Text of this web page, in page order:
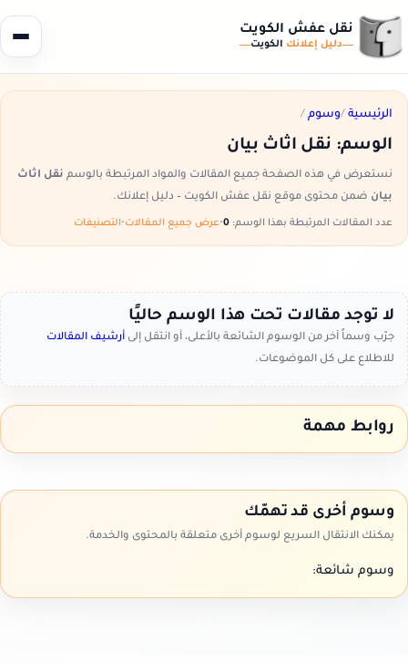
نقل عفش الكويت
دليل إعلانك الكويت
الرئيسية /وسوم /
الوسم: نقل اثاث بيان
نستعرض في هذه الصفحة جميع المقالات والمواد المرتبطة بالوسم نقل اثاث
بيان ضمن محتوى موقع نقل عفش الكويت – دليل إعلانك.
عدد المقالات المرتبطة بهذا الوسم: •عرض جميع المقالات•التصنيفات
لا توجد مقالات تحت هذا الوسم حاليًا
جرّب وسماً آخر من الوسوم الشائعة بالأعلى، أو انتقل إلى أرشيف المقالات
للاطلاع على كل الموضوعات.
روابط مهمة
وسوم أخرى قد تهمّك
يمكنك الانتقال السريع لوسوم أخرى متعلقة بالمحتوى والخدمة.
وسوم شائعة: